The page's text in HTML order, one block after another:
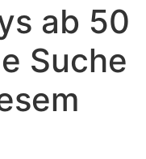
ab 50
Suche